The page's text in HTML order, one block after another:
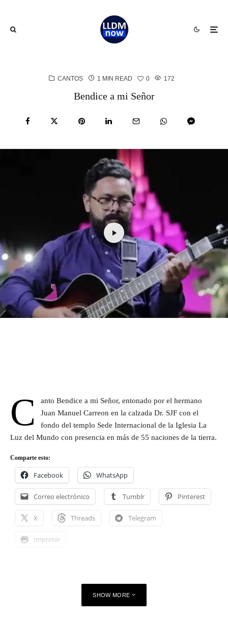
CANTOS 1 MIN READ 0 172
Bendice a mi Señor
C
anto Bendice a mi Señor, entonado por el hermano
Juan Manuel Carreon en la calzada Dr. SJF con el
fondo del templo Sede Internacional de la Iglesia La
Luz del Mundo con presencia en más de 55 naciones de la tierra.
Comparte esto:
Facebook WhatsApp
Correo electrónico Tumblr Pinterest
X Threads Telegram
Imprimir
SHOW MORE